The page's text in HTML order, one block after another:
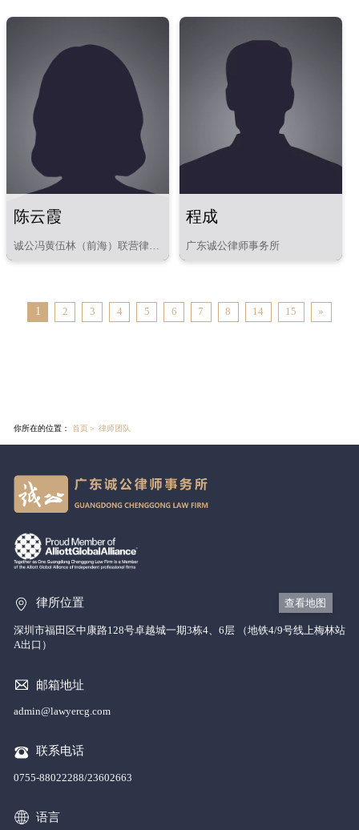
陈云霞
诚公冯黄伍林（前海）联营律师
程成
广东诚公律师事务所
1 2 3 4 5 6 7 8 14 15 »
你所在的位置： 首页 ＞ 律师团队
律所位置 查看地图
深圳市福田区中康路128号卓越城一期3栋4、6层 （地铁4/9号线上梅林站
A出口）
邮箱地址
admin@lawyercg.com
联系电话
0755-88022288/23602663
语言